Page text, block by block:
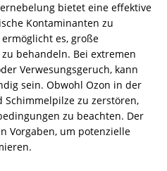
bietet eine effektive
Kontaminanten zu
es, große
behandeln. Bei extremen
Verwesungsgeruch, kann
sein. Obwohl Ozon in der
Schimmelpilze zu zerstören,
zu beachten. Der
Vorgaben, um potenzielle